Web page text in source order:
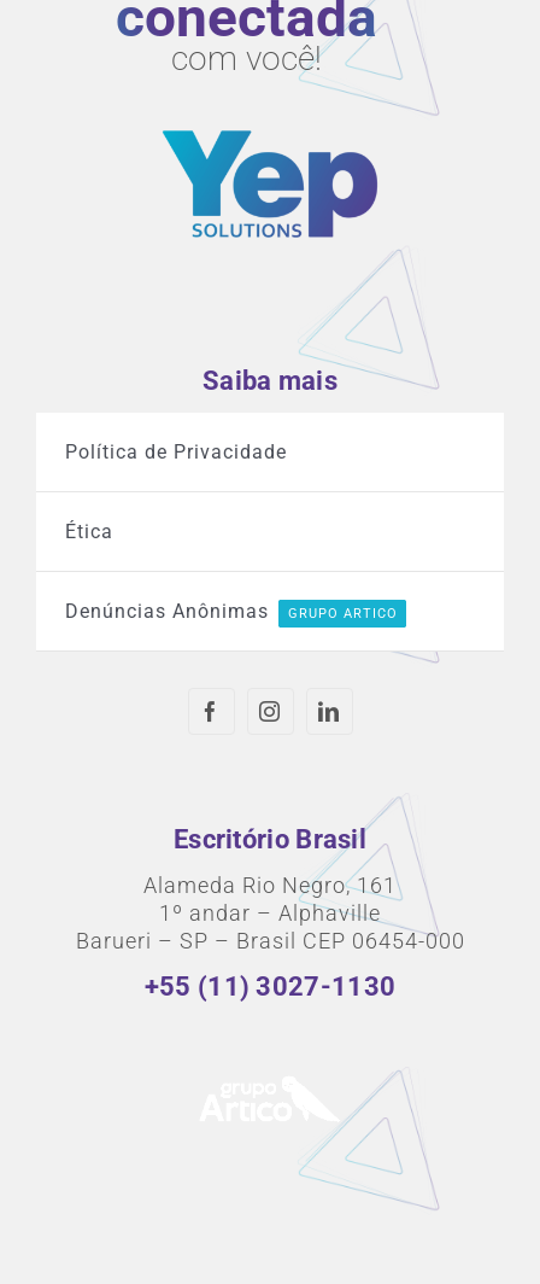
conectada
com você!
Saiba mais
Política de Privacidade
Ética
Denúncias Anônimas GRUPO ARTICO
Escritório Brasil
Alameda Rio Negro, 161
1º andar – Alphaville
Barueri – SP – Brasil CEP 06454-000
+55 (11) 3027-1130